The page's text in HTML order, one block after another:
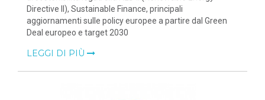
Directive II), Sustainable Finance, principali
aggiornamenti sulle policy europee a partire dal Green
Deal europeo e target 2030
LEGGI DI PIÙ